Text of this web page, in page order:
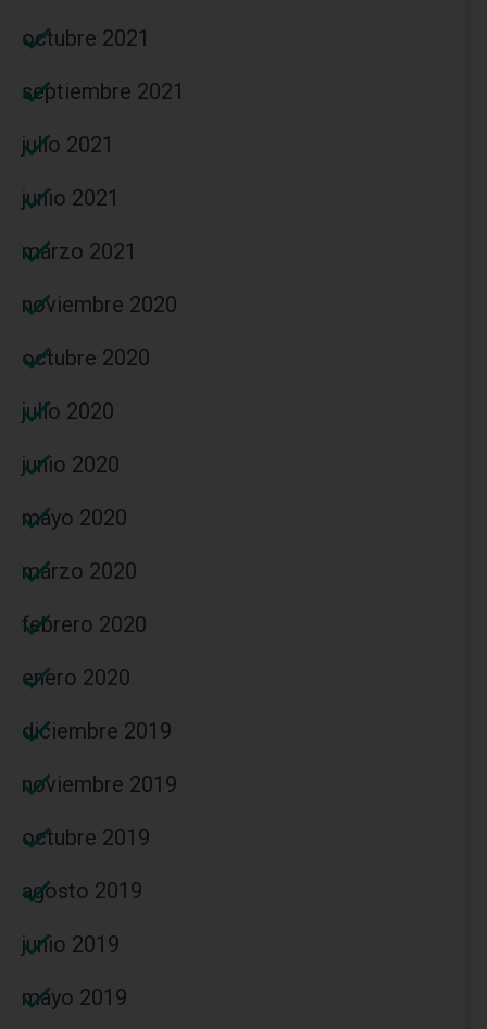
octubre 2021
septiembre 2021
julio 2021
junio 2021
marzo 2021
noviembre 2020
octubre 2020
julio 2020
junio 2020
mayo 2020
marzo 2020
febrero 2020
enero 2020
diciembre 2019
noviembre 2019
octubre 2019
agosto 2019
junio 2019
mayo 2019